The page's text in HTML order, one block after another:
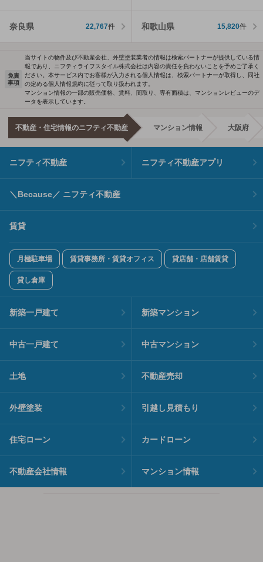
奈良県 22,767件 和歌山県 15,820件
免責
事項
当サイトの物件及び不動産会社、外壁塗装業者の情報は検索パートナーが提供している情
報であり、ニフティライフスタイル株式会社は内容の責任を負わないことを予めご了承く
ださい。本サービス内でお客様が入力される個人情報は、検索パートナーが取得し、同社
の定める個人情報規約に従って取り扱われます。
マンション情報の一部の販売価格、賃料、間取り、専有面積は、マンションレビューのデ
ータを表示しています。
不動産・住宅情報のニフティ不動産 マンション情報 大阪府
ニフティ不動産 ニフティ不動産アプリ
＼Because／ ニフティ不動産
賃貸
月極駐車場 賃貸事務所・賃貸オフィス 貸店舗・店舗賃貸
貸し倉庫
新築一戸建て 新築マンション
中古一戸建て 中古マンション
土地 不動産売却
外壁塗装 引越し見積もり
住宅ローン カードローン
不動産会社情報 マンション情報